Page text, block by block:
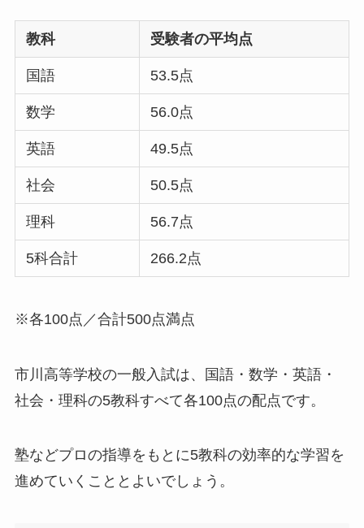
教科 受験者の平均点
国語 53.5点
数学 56.0点
英語 49.5点
社会 50.5点
理科 56.7点
5科合計 266.2点
※各100点／合計500点満点
市川高等学校の一般入試は、国語・数学・英語・
社会・理科の5教科すべて各100点の配点です。
塾などプロの指導をもとに5教科の効率的な学習を
進めていくこととよいでしょう。